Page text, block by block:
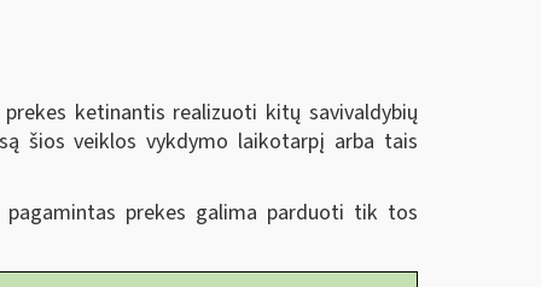
ketinantis realizuoti kitų savivaldybių
šios veiklos vykdymo laikotarpį arba tais
prekes galima parduoti tik tos